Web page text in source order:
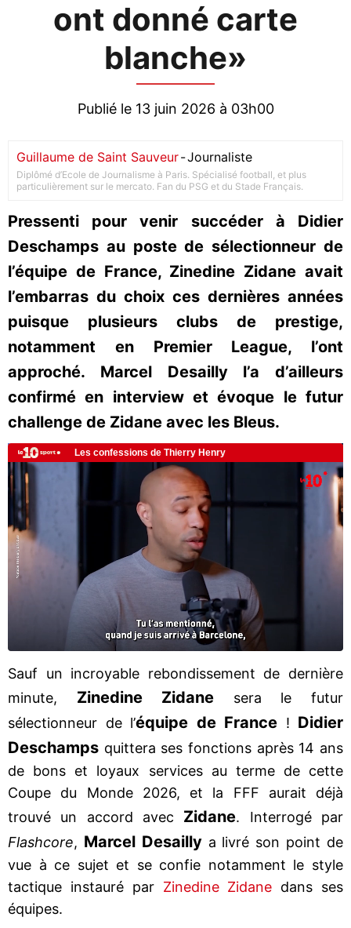
ont donné carte
blanche»
Publié le 13 juin 2026 à 03h00
Guillaume de Saint Sauveur-Journaliste
Diplômé d’Ecole de Journalisme à Paris. Spécialisé football, et plus
particulièrement sur le mercato. Fan du PSG et du Stade Français.
Pressenti pour venir succéder à Didier
Deschamps au poste de sélectionneur de
l’équipe de France, Zinedine Zidane avait
l’embarras du choix ces dernières années
puisque plusieurs clubs de prestige,
notamment en Premier League, l’ont
approché. Marcel Desailly l’a d’ailleurs
confirmé en interview et évoque le futur
challenge de Zidane avec les Bleus.
Sauf un incroyable rebondissement de dernière
minute, Zinedine Zidane sera le futur
sélectionneur de l’équipe de France ! Didier
Deschamps quittera ses fonctions après 14 ans
de bons et loyaux services au terme de cette
Coupe du Monde 2026, et la FFF aurait déjà
trouvé un accord avec Zidane. Interrogé par
Flashcore, Marcel Desaillya livré son point de
vue à ce sujet et se confie notamment le style
tactique instauré par Zinedine Zidane dans ses
équipes.